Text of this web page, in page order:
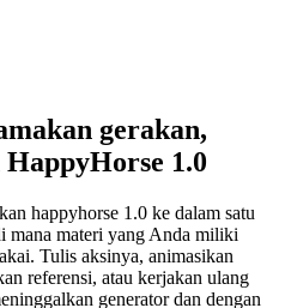
gerakan,
1.0
happyhorse 1.0 ke dalam satu
mana materi yang Anda miliki
Tulis aksinya, animasikan
referensi, atau kerjakan ulang
generator dan dengan